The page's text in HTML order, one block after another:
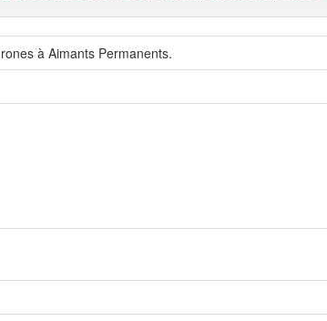
à Aimants Permanents.